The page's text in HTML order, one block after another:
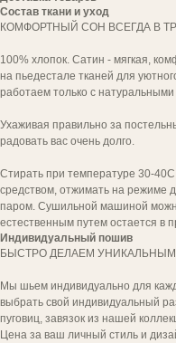
Состав ткани и уход
КОМФОРТНЫЙ СОН ВСЕГДА В
100% хлопок. Сатин - мягкая,
на пьедестале тканей для
работаем только с
Ухаживая правильно за
радовать вас очень долго.
Стирать при температуре 30-
средством, отжимать на режиме
паром. Сушильной машиной
естественным путем остается в
Индивидуальный пошив
БЫСТРО ДЕЛАЕМ
Мы шьем индивидуально для
выбрать свой индивидуальный
пуговиц, завязок из нашей
Цена за ваш личный стиль и